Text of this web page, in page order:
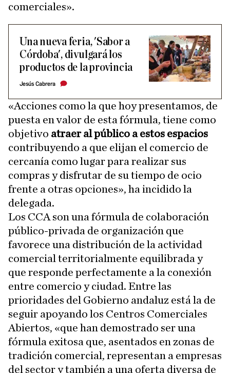
comerciales».
Una nueva feria, 'Sabor a
Córdoba', divulgará los
productos de la provincia
Jesús Cabrera
«Acciones como la que hoy presentamos, de
puesta en valor de esta fórmula, tiene como
objetivo atraer al público a estos espacios
contribuyendo a que elijan el comercio de
cercanía como lugar para realizar sus
compras y disfrutar de su tiempo de ocio
frente a otras opciones», ha incidido la
delegada.
Los CCA son una fórmula de colaboración
público-privada de organización que
favorece una distribución de la actividad
comercial territorialmente equilibrada y
que responde perfectamente a la conexión
entre comercio y ciudad. Entre las
prioridades del Gobierno andaluz está la de
seguir apoyando los Centros Comerciales
Abiertos, «que han demostrado ser una
fórmula exitosa que, asentados en zonas de
tradición comercial, representan a empresas
del sector y también a una oferta diversa de